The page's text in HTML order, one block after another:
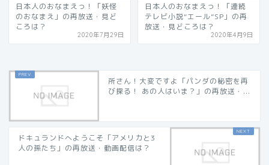
日本人のおなまえっ！「妖怪
のおなまえ」の再放送・見ど
ころは？
2020年7月29日
日本人のおなまえっ！「連続
テレビ小説“エール”SP」の再
放送・見どころは？
2020年4月9日
所さん！大変ですよ「パンダの秘密を再
び探る！ あの人はいま？」の再放送・...
ドキュランドへようこそ「アメリカと3
人の孫たち」の再放送・動画配信は？